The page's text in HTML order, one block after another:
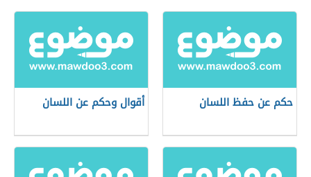
حكم عن حفظ اللسان أقوال وحكم عن اللسان